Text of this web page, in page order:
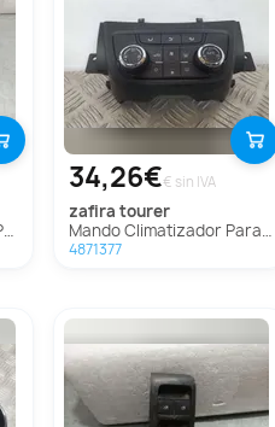
34,26€€ sin IVA
zafira tourer
Mando Climatizador Para Opel Zafira Tourer
4871377